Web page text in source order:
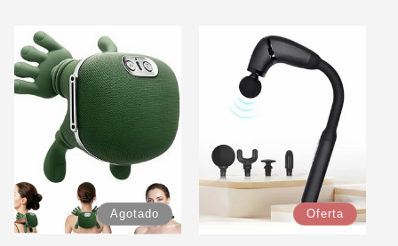
Agotado Oferta